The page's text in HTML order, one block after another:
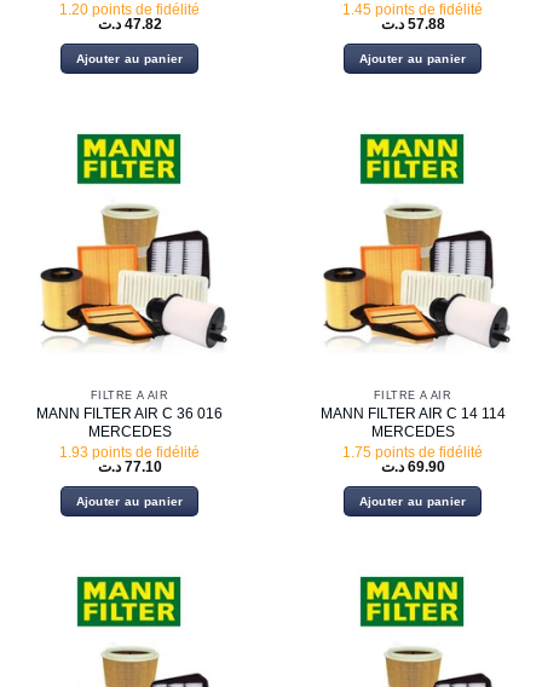
1.20 points de fidélité
47.82 د.ت
Ajouter au panier
1.45 points de fidélité
57.88 د.ت
Ajouter au panier
FILTRE À AIR
MANN FILTER AIR C 36 016
MERCEDES
1.93 points de fidélité
77.10 د.ت
Ajouter au panier
FILTRE À AIR
MANN FILTER AIR C 14 114
MERCEDES
1.75 points de fidélité
69.90 د.ت
Ajouter au panier